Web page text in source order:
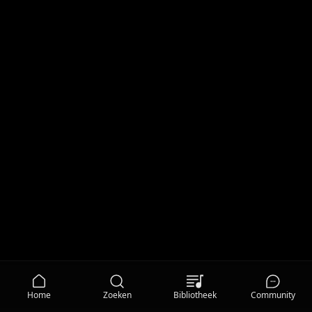
Home Zoeken Bibliotheek Community